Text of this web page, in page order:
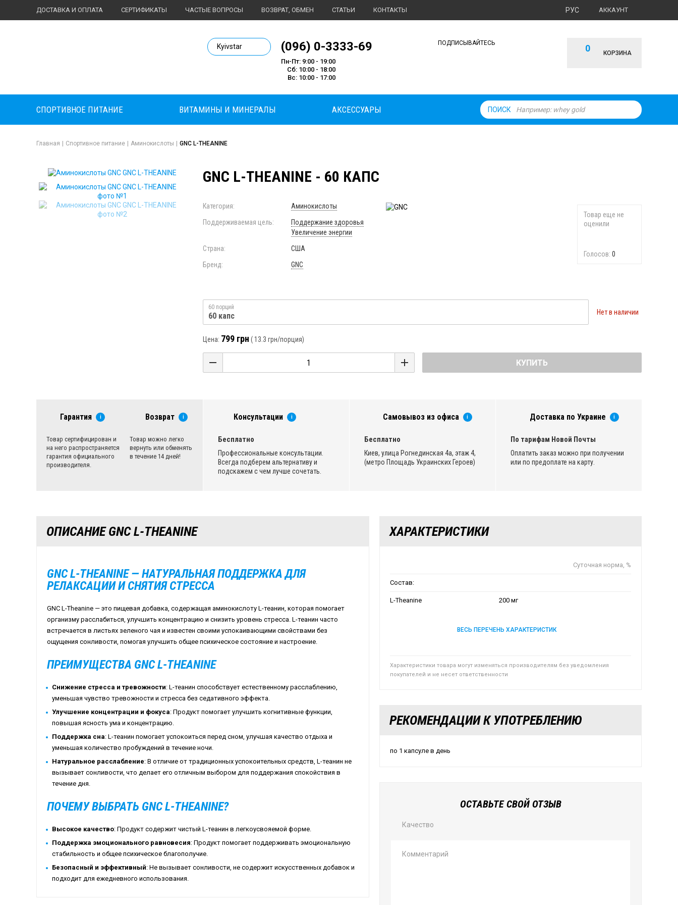
ДОСТАВКА И ОПЛАТА СЕРТИФИКАТЫ ЧАСТЫЕ ВОПРОСЫ ВОЗВРАТ, ОБМЕН СТАТЬИ КОНТАКТЫ АККАУНТ
РУС
Body Market №1 магазин спортивного питания
Kyivstar (096) 0-3333-69
Пн-Пт: 9:00 - 19:00
Сб: 10:00 - 18:00
Вс: 10:00 - 17:00
0 КОРЗИНА
ПОДПИСЫВАЙТЕСЬ
ПОИСК
СПОРТИВНОЕ ПИТАНИЕ ВИТАМИНЫ И МИНЕРАЛЫ АКСЕССУАРЫ
Главная Спортивное питание Аминокислоты GNC L-THEANINE
GNC L-THEANINE - 60 КАПС
Товар еще не
оценили
Голосов: 0
Категория:
Аминокислоты
Поддерживаемая цель:
Поддержание здоровья
Увеличение энергии
Страна:
США
Бренд:
GNC
60 порций
60 капс Нет в наличии
Цена: 799 грн ( 13.3 грн/порция)
КУПИТЬ
Гарантия i
Товар сертифицирован и
на него распространяется
гарантия официального
производителя.
Возврат i
Товар можно легко
вернуть или обменять
в течение 14 дней!
Консультации i
Бесплатно
Профессиональные консультации.
Всегда подберем альтернативу и
подскажем с чем лучше сочетать.
Самовывоз из офиса i
Бесплатно
Киев, улица Рогнединская 4а, этаж 4,
(метро Площадь Украинских Героев)
Доставка по Украине i
По тарифам Новой Почты
Оплатить заказ можно при получении
или по предоплате на карту.
ОПИСАНИЕ GNC L-THEANINE
GNC L-THEANINE — НАТУРАЛЬНАЯ ПОДДЕРЖКА ДЛЯ
РЕЛАКСАЦИИ И СНЯТИЯ СТРЕССА
GNC L-Theanine — это пищевая добавка, содержащая аминокислоту L-теанин, которая помогает
организму расслабиться, улучшить концентрацию и снизить уровень стресса. L-теанин часто
встречается в листьях зеленого чая и известен своими успокаивающими свойствами без
ощущения сонливости, помогая улучшить общее психическое состояние и настроение.
ПРЕИМУЩЕСТВА GNC L-THEANINE
Снижение стресса и тревожности: L-теанин способствует естественному расслаблению,
уменьшая чувство тревожности и стресса без седативного эффекта.
Улучшение концентрации и фокуса: Продукт помогает улучшить когнитивные функции,
повышая ясность ума и концентрацию.
Поддержка сна: L-теанин помогает успокоиться перед сном, улучшая качество отдыха и
уменьшая количество пробуждений в течение ночи.
Натуральное расслабление: В отличие от традиционных успокоительных средств, L-теанин не
вызывает сонливости, что делает его отличным выбором для поддержания спокойствия в
течение дня.
ПОЧЕМУ ВЫБРАТЬ GNC L-THEANINE?
Высокое качество: Продукт содержит чистый L-теанин в легкоусвояемой форме.
Поддержка эмоционального равновесия: Продукт помогает поддерживать эмоциональную
стабильность и общее психическое благополучие.
Безопасный и эффективный: Не вызывает сонливости, не содержит искусственных добавок и
подходит для ежедневного использования.
ХАРАКТЕРИСТИКИ
Суточная норма, %
Состав:
L-Theanine 200 мг
ВЕСЬ ПЕРЕЧЕНЬ ХАРАКТЕРИСТИК
Характеристики товара могут изменяться производителям без уведомления
покупателей и не несет ответственности
РЕКОМЕНДАЦИИ К УПОТРЕБЛЕНИЮ
по 1 капсуле в день
ОСТАВЬТЕ СВОЙ ОТЗЫВ
Качество